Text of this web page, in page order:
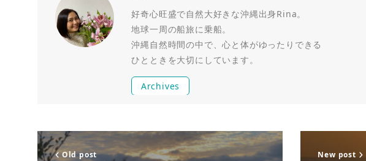
好奇心旺盛で自然大好きな沖縄出身Rina。
地球一周の船旅に乗船。
沖縄自然時間の中で、心と体がゆったりできる
ひとときを大切にしています。
Archives
Old post New post